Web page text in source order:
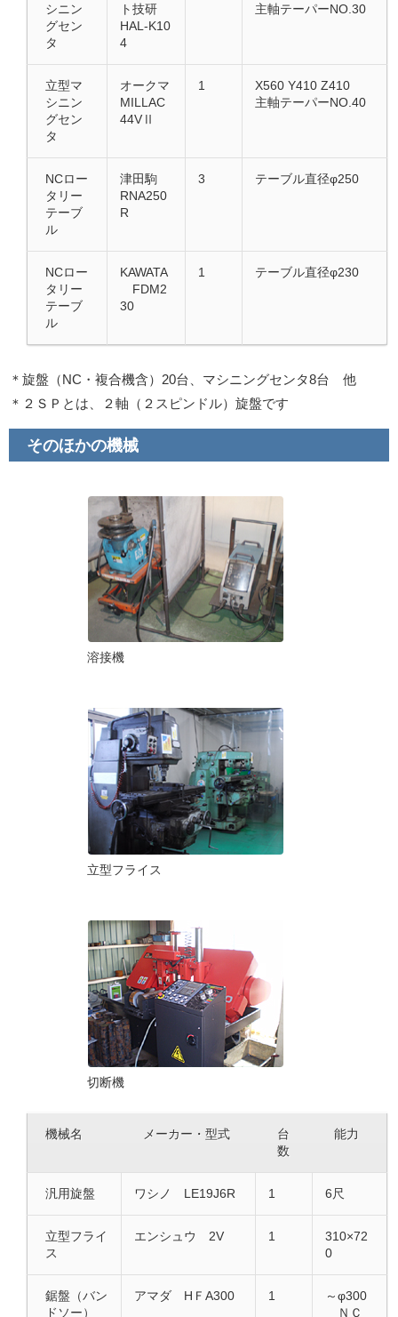
シニン
グセン
タ
ト技研
HAL-K10
4
主軸テーパーNO.30
立型マ
シニン
グセン
タ
オークマ
MILLAC
44VⅡ
1
X560 Y410 Z410
主軸テーパーNO.40
NCロー
タリー
テーブ
ル
津田駒
RNA250
R
3 テーブル直径φ250
NCロー
タリー
テーブ
ル
KAWATA
FDM2
30
1 テーブル直径φ230
＊旋盤（NC・複合機含）20台、マシニングセンタ8台 他
＊２ＳＰとは、２軸（２スピンドル）旋盤です
そのほかの機械
溶接機
立型フライス
切断機
機械名 メーカー・型式
台
数
能力
汎用旋盤 ワシノ LE19J6R 1 6尺
立型フライ
ス
エンシュウ 2V 1
310×72
0
鋸盤（バン
ドソー）
アマダ HＦA300 1
～φ300
ＮＣ